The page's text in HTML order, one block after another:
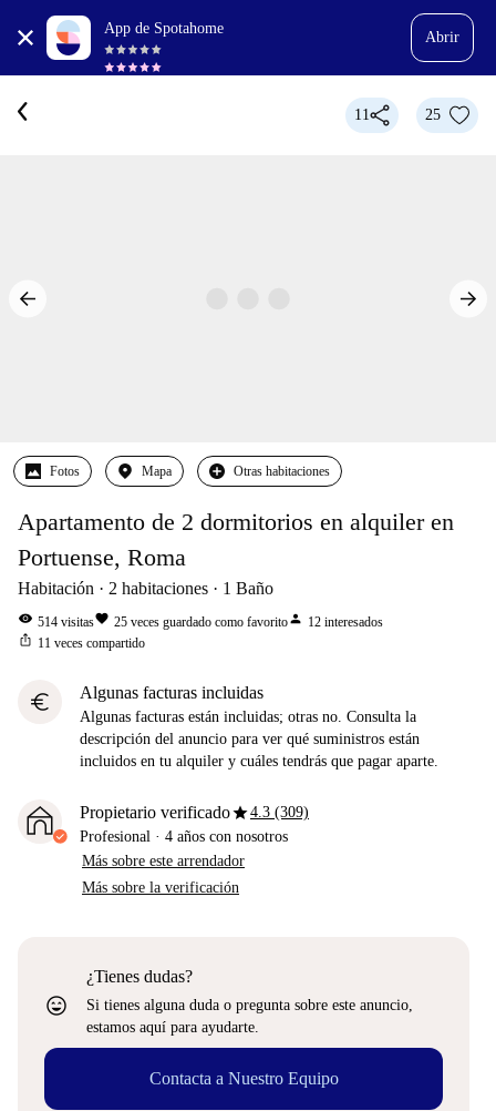
App de Spotahome
Abrir
11 25
Fotos Mapa Otras habitaciones
Apartamento de 2 dormitorios en alquiler en
Portuense, Roma
Habitación 2 habitaciones 1 Baño
visibility 514 visitasfavorite 25 veces guardado como favoritoperson 12 interesados
ios_share 11 veces compartido
euro Algunas facturas incluidas
Algunas facturas están incluidas; otras no. Consulta la
descripción del anuncio para ver qué suministros están
incluidos en tu alquiler y cuáles tendrás que pagar aparte.
Propietario verificadostar4.3 (309)
Profesional · 4 años con nosotros
Más sobre este arrendador
Más sobre la verificación
sentiment_very_satisfied
¿Tienes dudas?
Si tienes alguna duda o pregunta sobre este anuncio,
estamos aquí para ayudarte.
Contacta a Nuestro Equipo